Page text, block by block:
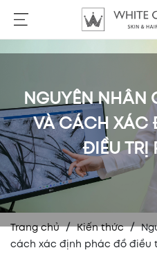
NGUYÊN NHÂN
VÀ CÁCH XÁC
ĐIỀU TRỊ
Trang chủ / Kiến thức /
cách xác định phác đồ điều